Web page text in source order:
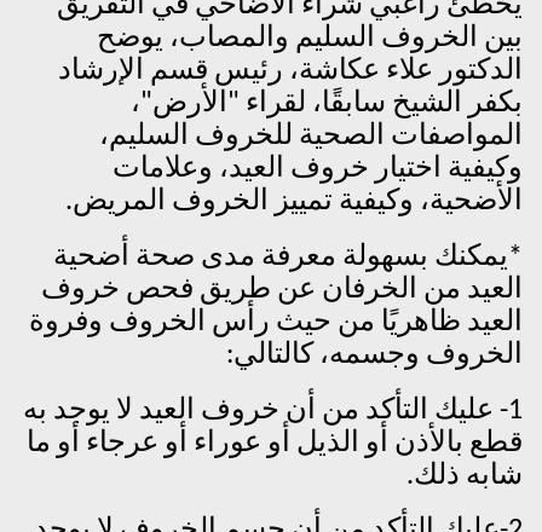
يخطئ راغبي شراء الأضاحي في التفريق
بين الخروف السليم والمصاب، يوضح
الدكتور علاء عكاشة، رئيس قسم الإرشاد
بكفر الشيخ سابقًا، لقراء "الأرض"،
المواصفات الصحية للخروف السليم،
وكيفية اختيار خروف العيد، وعلامات
الأضحية، وكيفية تمييز الخروف المريض.
*يمكنك بسهولة معرفة مدى صحة أضحية
العيد من الخرفان عن طريق فحص خروف
العيد ظاهريًا من حيث رأس الخروف وفروة
الخروف وجسمه، كالتالي:
1- عليك التأكد من أن خروف العيد لا يوجد به
قطع بالأذن أو الذيل أو عوراء أو عرجاء أو ما
شابه ذلك.